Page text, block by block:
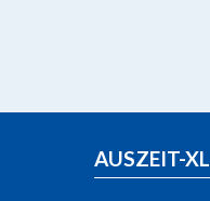
AUSZEIT-XL